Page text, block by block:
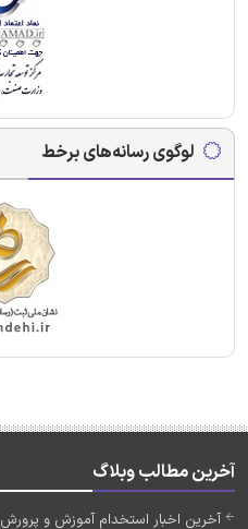
لوگوی رسانه‌های برخط
آخرین مطالب وبلاگ
آخرین اخبار استخدام آموزش و پرورش 1405 (به زودی)